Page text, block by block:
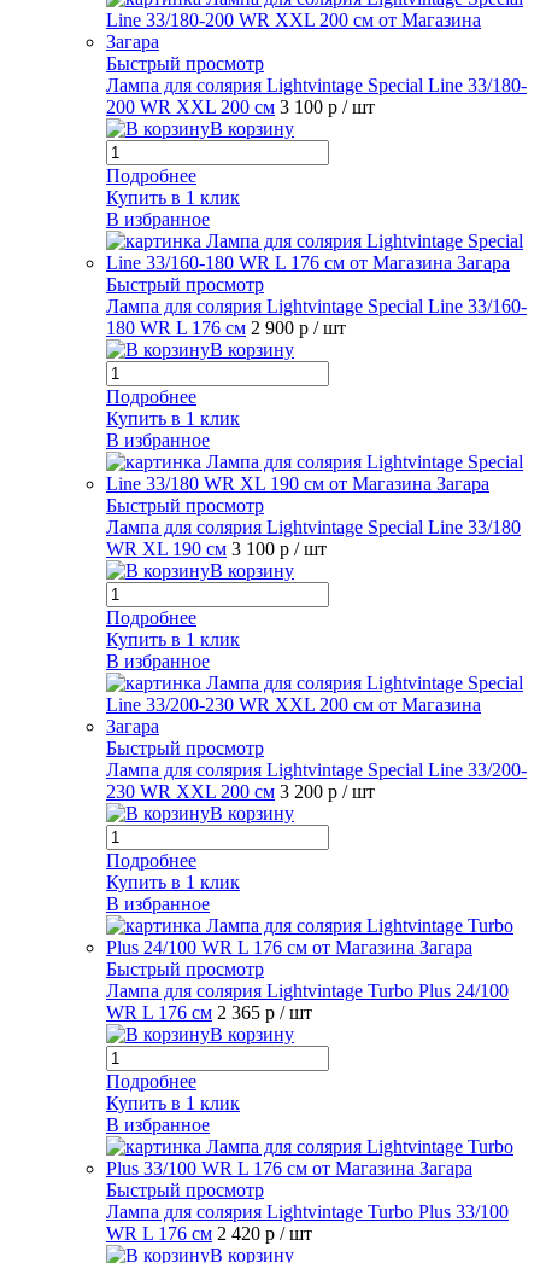
Быстрый просмотр
Лампа для солярия Lightvintage Special Line 33/180-
200 WR XXL 200 см 3 100 р / шт
В корзину
Подробнее
Купить в 1 клик
В избранное
Быстрый просмотр
Лампа для солярия Lightvintage Special Line 33/160-
180 WR L 176 см 2 900 р / шт
В корзину
Подробнее
Купить в 1 клик
В избранное
Быстрый просмотр
Лампа для солярия Lightvintage Special Line 33/180
WR XL 190 см 3 100 р / шт
В корзину
Подробнее
Купить в 1 клик
В избранное
Быстрый просмотр
Лампа для солярия Lightvintage Special Line 33/200-
230 WR XXL 200 см 3 200 р / шт
В корзину
Подробнее
Купить в 1 клик
В избранное
Быстрый просмотр
Лампа для солярия Lightvintage Turbo Plus 24/100
WR L 176 см 2 365 р / шт
В корзину
Подробнее
Купить в 1 клик
В избранное
Быстрый просмотр
Лампа для солярия Lightvintage Turbo Plus 33/100
WR L 176 см 2 420 р / шт
В корзину